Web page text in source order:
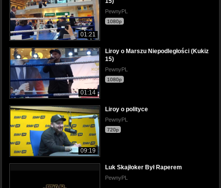
01:21
PewnyPL
1080p
01:14
Liroy o Marszu Niepodległości (Kukiz
15)
PewnyPL
1080p
09:19
Liroy o polityce
PewnyPL
720p
Luk Skajłoker Był Raperem
PewnyPL